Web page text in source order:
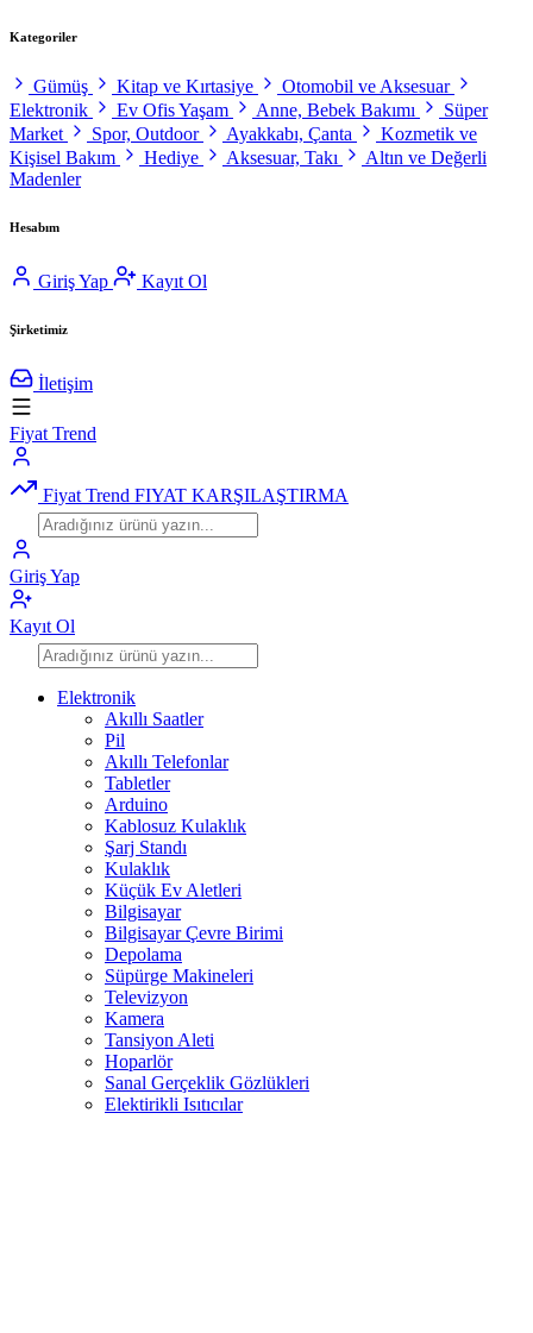
Kategoriler
Gümüş Kitap ve Kırtasiye
Otomobil ve Aksesuar
Elektronik
Ev Ofis Yaşam Anne, Bebek Bakımı
Süper
Market
Spor, Outdoor Ayakkabı, Çanta
Kozmetik ve
Kişisel Bakım
Hediye Aksesuar, Takı
Altın ve Değerli
Madenler
Hesabım
Giriş Yap Kayıt Ol
Şirketimiz
İletişim
Fiyat Trend
Fiyat Trend FIYAT KARŞILAŞTIRMA
Giriş Yap
Kayıt Ol
Elektronik
Akıllı Saatler
Pil
Akıllı Telefonlar
Tabletler
Arduino
Kablosuz Kulaklık
Şarj Standı
Kulaklık
Küçük Ev Aletleri
Bilgisayar
Bilgisayar Çevre Birimi
Depolama
Süpürge Makineleri
Televizyon
Kamera
Tansiyon Aleti
Hoparlör
Sanal Gerçeklik Gözlükleri
Elektirikli Isıtıcılar